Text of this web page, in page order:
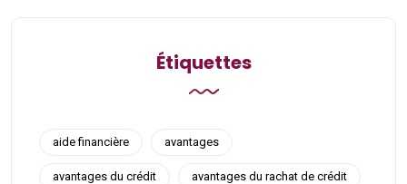
Étiquettes
aide financière avantages
avantages du crédit avantages du rachat de crédit